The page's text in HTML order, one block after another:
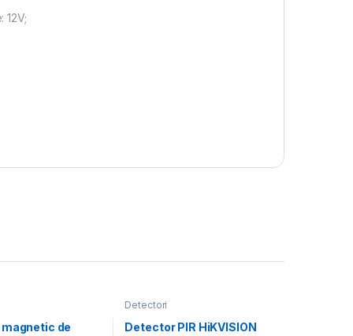
12V;
de
Detectori
Detector PIR HiKVISION